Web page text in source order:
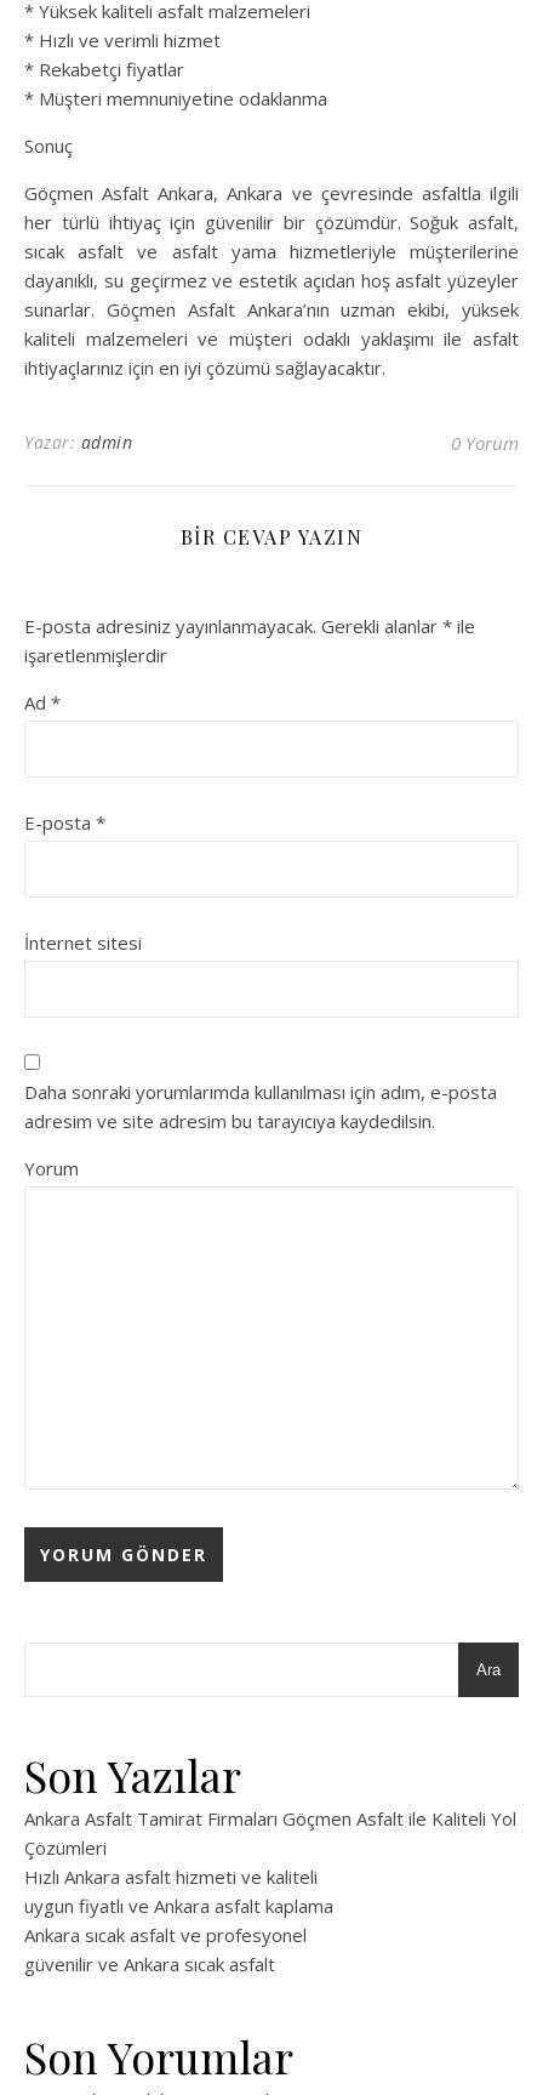
* Yüksek kaliteli asfalt malzemeleri
* Hızlı ve verimli hizmet
* Rekabetçi fiyatlar
* Müşteri memnuniyetine odaklanma
Sonuç
Göçmen Asfalt Ankara, Ankara ve çevresinde asfaltla ilgili
her türlü ihtiyaç için güvenilir bir çözümdür. Soğuk asfalt,
sıcak asfalt ve asfalt yama hizmetleriyle müşterilerine
dayanıklı, su geçirmez ve estetik açıdan hoş asfalt yüzeyler
sunarlar. Göçmen Asfalt Ankara’nın uzman ekibi, yüksek
kaliteli malzemeleri ve müşteri odaklı yaklaşımı ile asfalt
ihtiyaçlarınız için en iyi çözümü sağlayacaktır.
Yazar: admin 0 Yorum
BIR CEVAP YAZIN
E-posta adresiniz yayınlanmayacak. Gerekli alanlar * ile
işaretlenmişlerdir
Ad *
E-posta *
İnternet sitesi
Daha sonraki yorumlarımda kullanılması için adım, e-posta
adresim ve site adresim bu tarayıcıya kaydedilsin.
Yorum
Ara
Son Yazılar
Ankara Asfalt Tamirat Firmaları Göçmen Asfalt ile Kaliteli Yol
Çözümleri
Hızlı Ankara asfalt hizmeti ve kaliteli
uygun fiyatlı ve Ankara asfalt kaplama
Ankara sıcak asfalt ve profesyonel
güvenilir ve Ankara sıcak asfalt
Son Yorumlar